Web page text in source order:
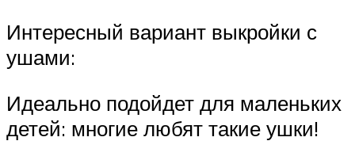
Интересный вариант выкройки с
ушами:
Идеально подойдет для маленьких
детей: многие любят такие ушки!